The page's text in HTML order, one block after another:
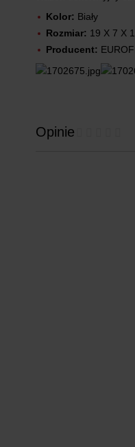
Kolor: Biały
Rozmiar: 19 X 7 X
Producent:
Opinie